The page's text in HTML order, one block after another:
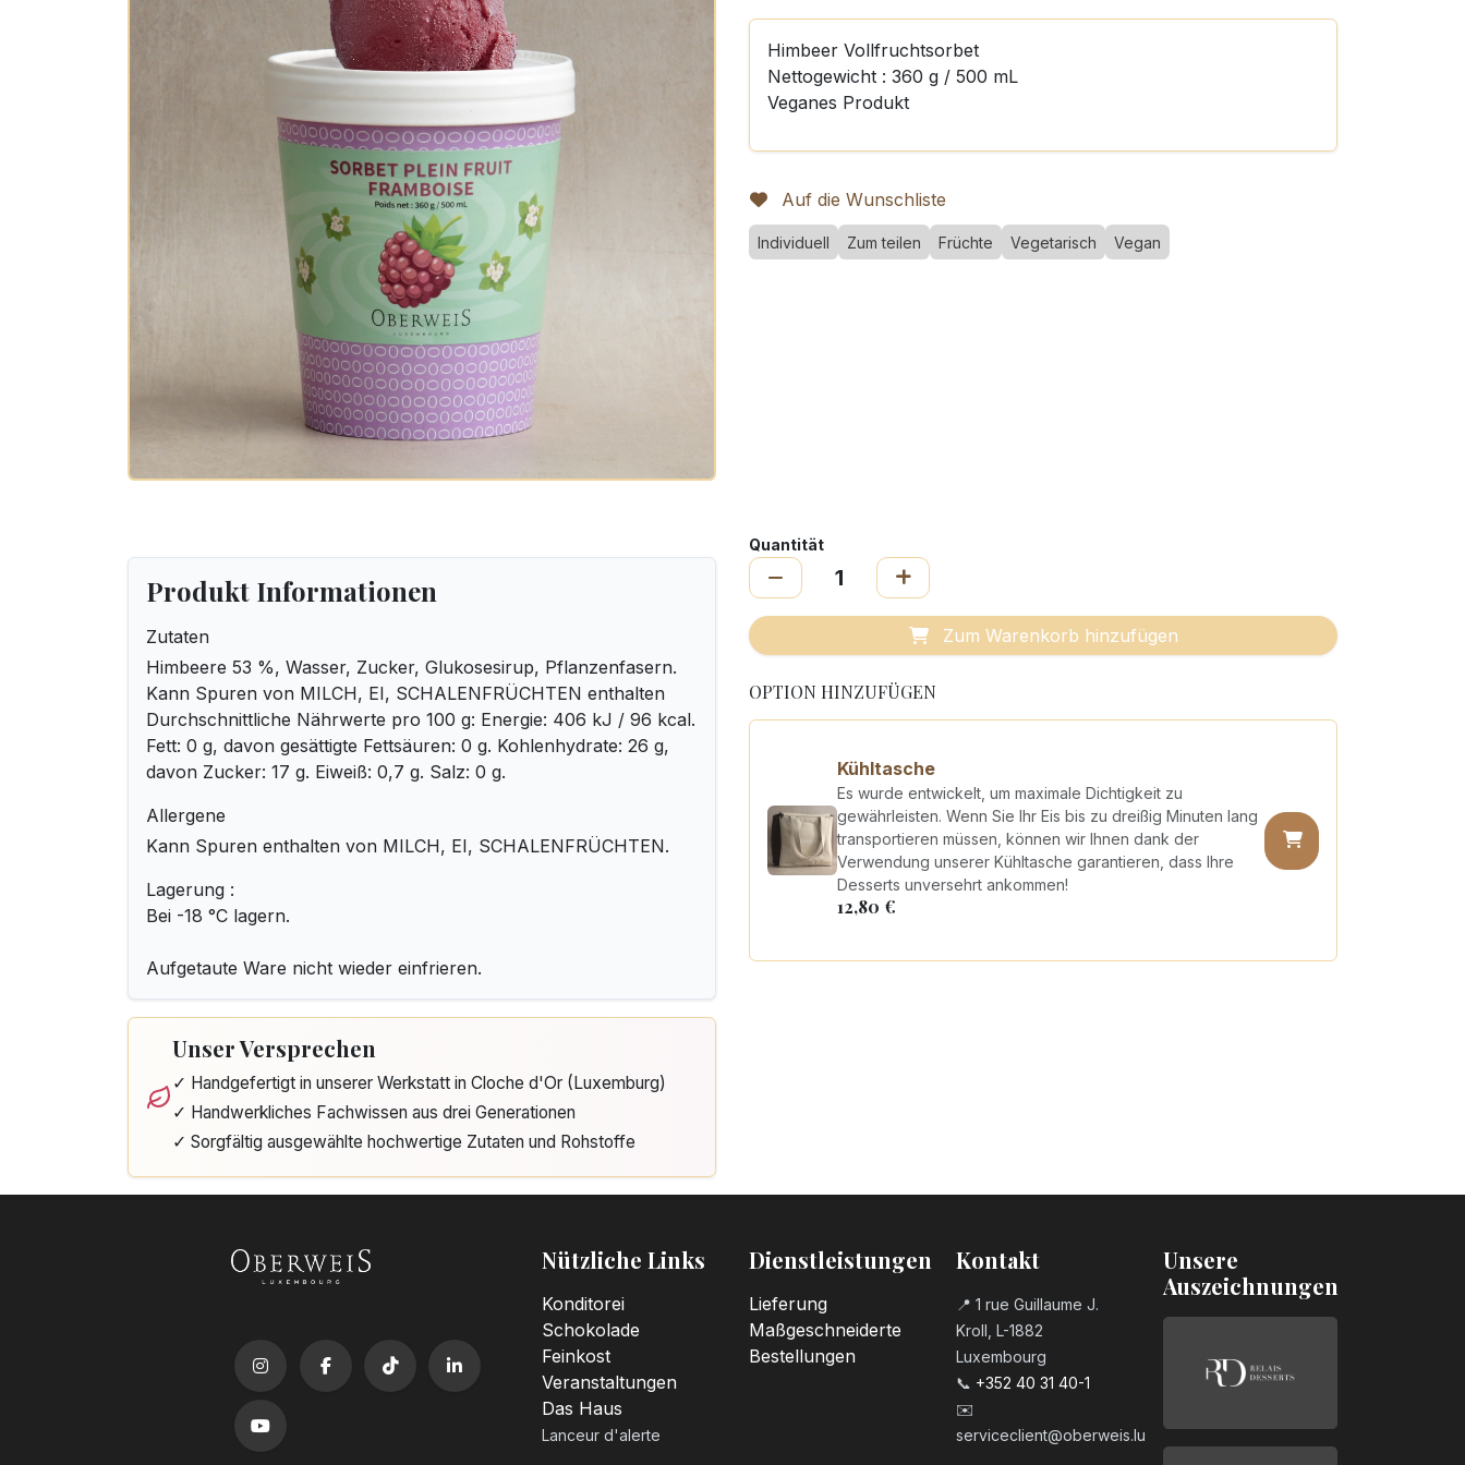
Himbeer Vollfruchtsorbet
Nettogewicht : 360 g / 500 mL
Veganes Produkt
Auf die Wunschliste
Individuell Zum teilen Früchte Vegetarisch Vegan
Produkt Informationen
Zutaten
Himbeere 53 %, Wasser, Zucker, Glukosesirup, Pflanzenfasern.
Kann Spuren von MILCH, EI, SCHALENFRÜCHTEN enthalten
Durchschnittliche Nährwerte pro 100 g: Energie: 406 kJ / 96 kcal.
Fett: 0 g, davon gesättigte Fettsäuren: 0 g. Kohlenhydrate: 26 g,
davon Zucker: 17 g. Eiweiß: 0,7 g. Salz: 0 g.
Allergene
Kann Spuren enthalten von MILCH, EI, SCHALENFRÜCHTEN.
Lagerung :
Bei -18 °C lagern.
Aufgetaute Ware nicht wieder einfrieren.
Unser Versprechen
✓ Handgefertigt in unserer Werkstatt in Cloche d'Or (Luxemburg)
✓ Handwerkliches Fachwissen aus drei Generationen
✓ Sorgfältig ausgewählte hochwertige Zutaten und Rohstoffe
Quantität
Zum Warenkorb hinzufügen
OPTION HINZUFÜGEN
Kühltasche
Es wurde entwickelt, um maximale Dichtigkeit zu
gewährleisten. Wenn Sie Ihr Eis bis zu dreißig Minuten lang
transportieren müssen, können wir Ihnen dank der
Verwendung unserer Kühltasche garantieren, dass Ihre
Desserts unversehrt ankommen!
12,80 €
Nützliche Links
Konditorei
Schokolade
Feinkost
Veranstaltungen
Das Haus
Lanceur d'alerte
Dienstleistungen
Lieferung
Maßgeschneiderte
Bestellungen
Kontakt
📍 1 rue Guillaume J.
Kroll, L-1882
Luxembourg
📞 +352 40 31 40-1
✉️
serviceclient@oberweis.lu
Unsere
Auszeichnungen